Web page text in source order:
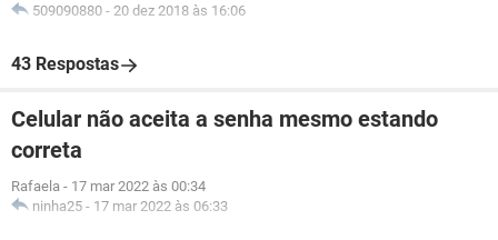
509090880 - 20 dez 2018 às 16:06
43 Respostas
Celular não aceita a senha mesmo estando
correta
Rafaela - 17 mar 2022 às 00:34
ninha25 - 17 mar 2022 às 06:33